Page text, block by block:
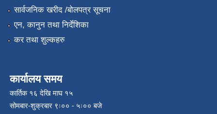
सार्वजनिक खरीद /बोलपत्र सूचना
एन, कानुन तथा निर्देशिका
कर तथा शुल्कहरु
कार्यालय समय
कार्तिक १६ देखि माघ १५
सोमबार-शुक्रबार ९ः०० - ५ः०० बजे